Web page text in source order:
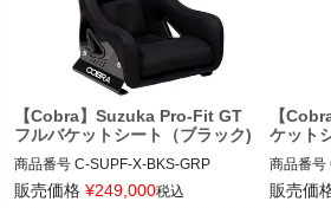
【Cobra】Suzuka Pro-Fit GT
フルバケットシート（ブラック)
商品番号 C-SUPF-X-BKS-GRP
C_SUPF-X-BKS-GRP
販売価格 ¥249,000税込
【
ケット
商品番号
C_CCS-
販売価